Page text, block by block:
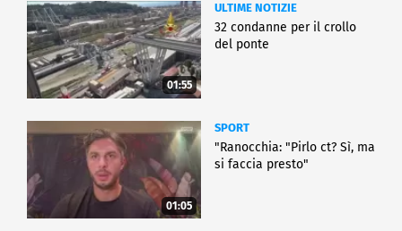
01:55
ULTIME NOTIZIE
32 condanne per il crollo
del ponte
01:05
SPORT
"Ranocchia: "Pirlo ct? Sì, ma
si faccia presto"